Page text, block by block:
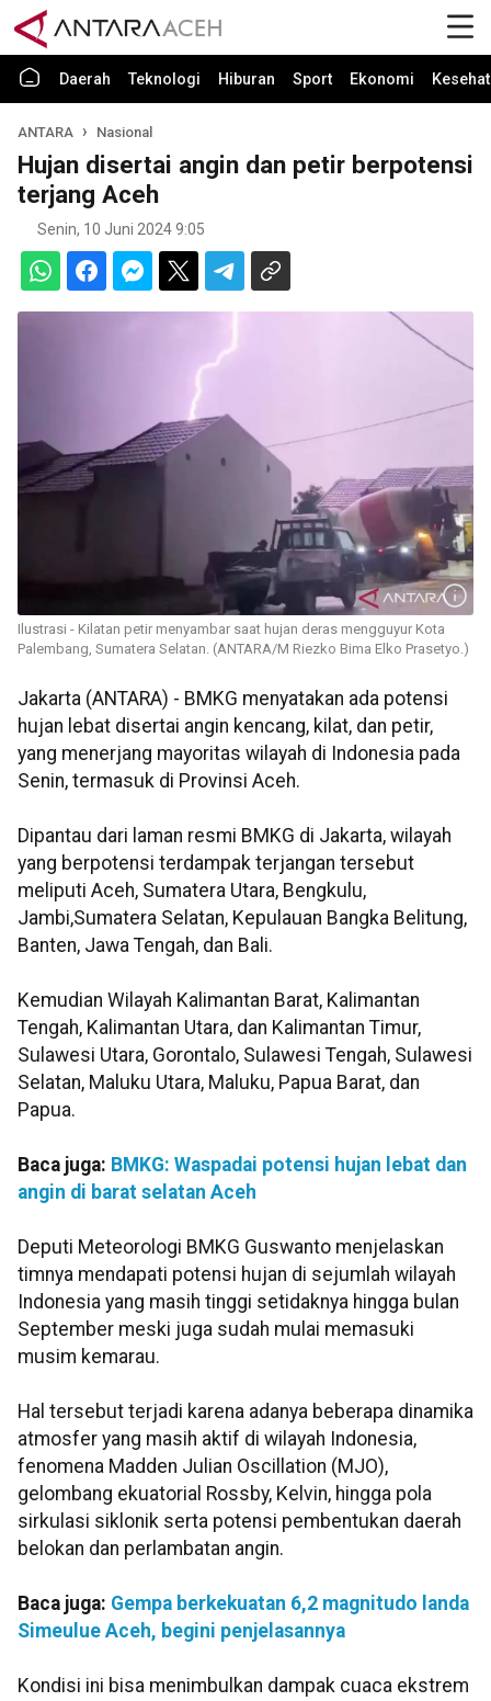
Daerah Teknologi Hiburan Sport Ekonomi
ANTARA Nasional
Hujan disertai angin dan petir berpotensi
terjang Aceh
Senin, 10 Juni 2024 9:05
Ilustrasi - Kilatan petir menyambar saat hujan deras mengguyur Kota
Palembang, Sumatera Selatan. (ANTARA/M Riezko Bima Elko Prasetyo.)
Jakarta (ANTARA) - BMKG menyatakan ada potensi
hujan lebat disertai angin kencang, kilat, dan petir,
yang menerjang mayoritas wilayah di Indonesia pada
Senin, termasuk di Provinsi Aceh.
Dipantau dari laman resmi BMKG di Jakarta, wilayah
yang berpotensi terdampak terjangan tersebut
meliputi Aceh, Sumatera Utara, Bengkulu,
Jambi,Sumatera Selatan, Kepulauan Bangka Belitung,
Banten, Jawa Tengah, dan Bali.
Kemudian Wilayah Kalimantan Barat, Kalimantan
Tengah, Kalimantan Utara, dan Kalimantan Timur,
Sulawesi Utara, Gorontalo, Sulawesi Tengah, Sulawesi
Selatan, Maluku Utara, Maluku, Papua Barat, dan
Papua.
Baca juga: BMKG: Waspadai potensi hujan lebat dan
angin di barat selatan Aceh
Deputi Meteorologi BMKG Guswanto menjelaskan
timnya mendapati potensi hujan di sejumlah wilayah
Indonesia yang masih tinggi setidaknya hingga bulan
September meski juga sudah mulai memasuki
musim kemarau.
Hal tersebut terjadi karena adanya beberapa dinamika
atmosfer yang masih aktif di wilayah Indonesia,
fenomena Madden Julian Oscillation (MJO),
gelombang ekuatorial Rossby, Kelvin, hingga pola
sirkulasi siklonik serta potensi pembentukan daerah
belokan dan perlambatan angin.
Baca juga: Gempa berkekuatan 6,2 magnitudo landa
Simeulue Aceh, begini penjelasannya
Kondisi ini bisa menimbulkan dampak cuaca ekstrem